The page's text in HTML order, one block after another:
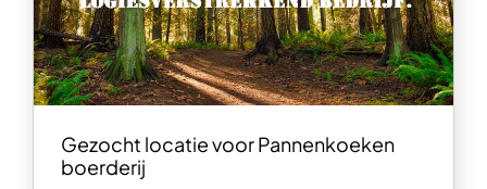
Gezocht locatie voor Pannenkoeken
boerderij